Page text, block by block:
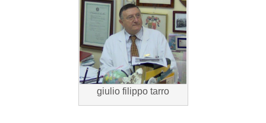
giulio filippo tarro